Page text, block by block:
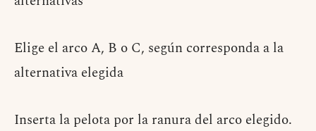
Elige el arco A, B o C, según corresponda a la
alternativa elegida
Inserta la pelota por la ranura del arco elegido.